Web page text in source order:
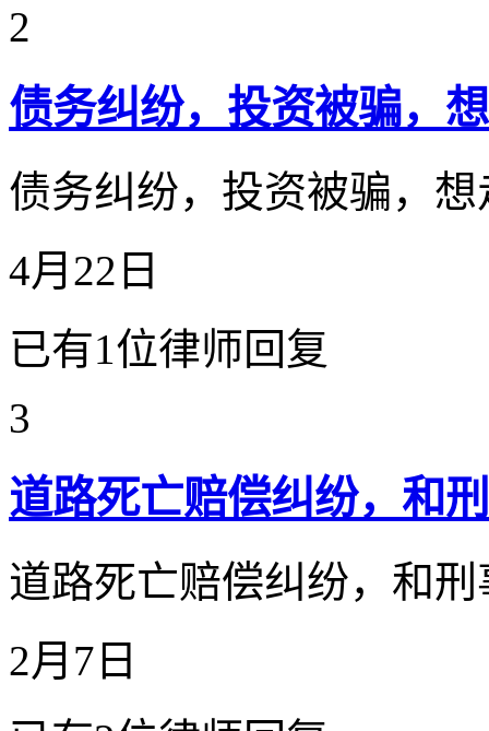
2
债务纠纷，投资被骗，
债务纠纷，投资被骗，
4月22日
已有1位律师回复
3
道路死亡赔偿纠纷，和
道路死亡赔偿纠纷，和刑
2月7日